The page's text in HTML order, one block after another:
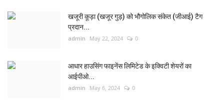
खजूरी कूड़ा (खजूर गुड़) को भौगोलिक संकेत (जीआई) टैग
प्रदान...
admin May 22, 2024 0
आधार हाउसिंग फाइनेंस लिमिटेड के इक्विटी शेयरों का
आईपीओ...
admin May 6, 2024 0